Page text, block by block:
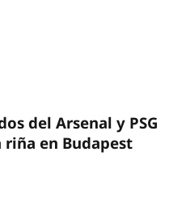
del Arsenal y PSG
en Budapest